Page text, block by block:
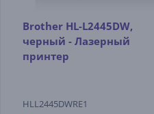
Brother HL-L2445DW,
черный - Лазерный
принтер
HLL2445DWRE1